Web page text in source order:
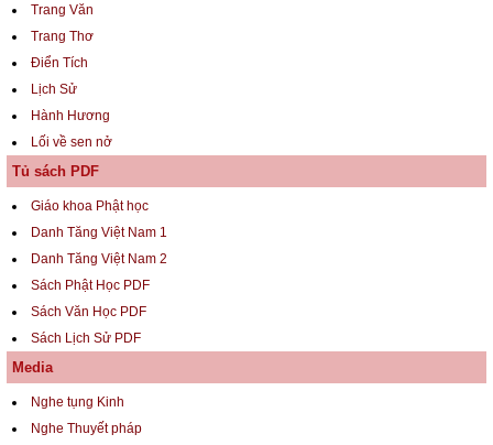
Trang Văn
Trang Thơ
Điển Tích
Lịch Sử
Hành Hương
Lối về sen nở
Tủ sách PDF
Giáo khoa Phật học
Danh Tăng Việt Nam 1
Danh Tăng Việt Nam 2
Sách Phật Học PDF
Sách Văn Học PDF
Sách Lịch Sử PDF
Media
Nghe tụng Kinh
Nghe Thuyết pháp